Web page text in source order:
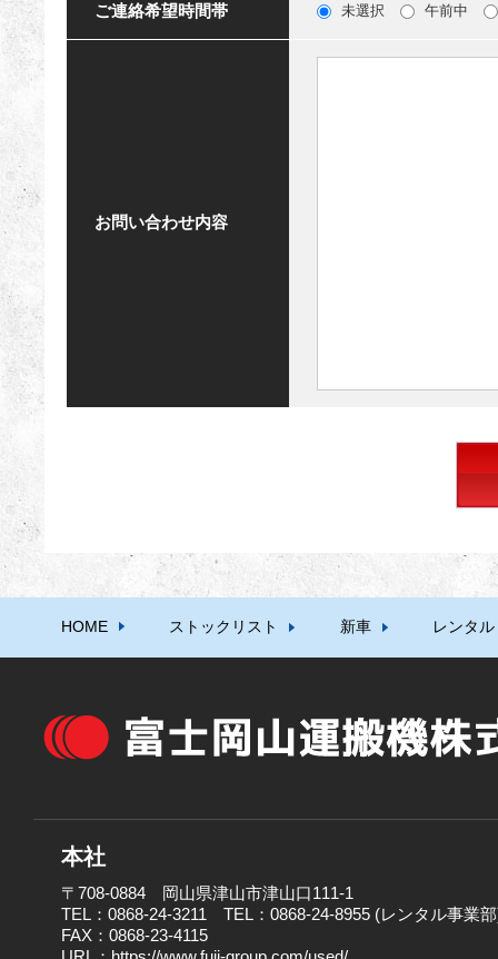
ご連絡希望時間帯 未選択 午前中
お問い合わせ内容
HOME ストックリスト 新車 レンタル
本社
〒708-0884 岡山県津山市津山口111-1
TEL：0868-24-3211 TEL：0868-24-8955 (レンタル事業
FAX：0868-23-4115